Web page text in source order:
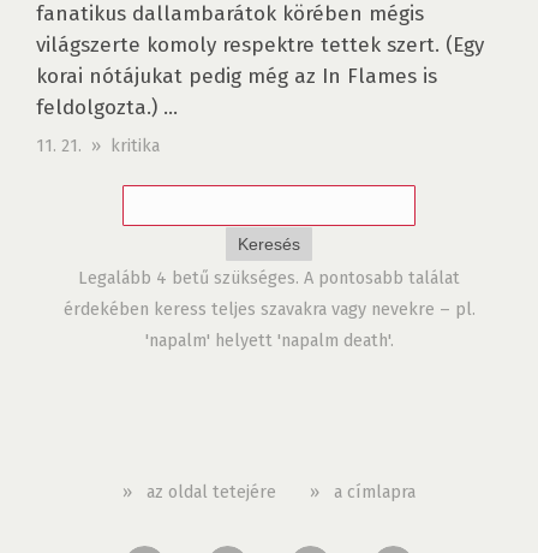
fanatikus dallambarátok körében mégis
világszerte komoly respektre tettek szert. (Egy
korai nótájukat pedig még az In Flames is
feldolgozta.) ...
11. 21. » kritika
Legalább 4 betű szükséges. A pontosabb találat
érdekében keress teljes szavakra vagy nevekre – pl.
'napalm' helyett 'napalm death'.
» az oldal tetejére » a címlapra